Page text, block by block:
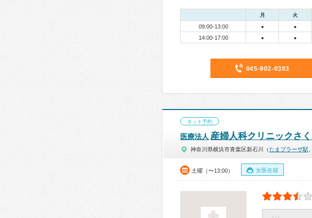
月 火
09:00-13:00 ● ●
14:00-17:00 ● ●
045-902-0303
ネット予約
医療法人 産婦人科クリニックさ
神奈川県横浜市青葉区新石川（たまプラーザ駅
土曜（〜13:00） 女医在籍